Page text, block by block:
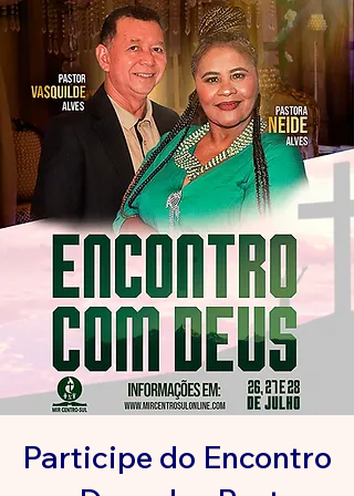
Participe do Encontro